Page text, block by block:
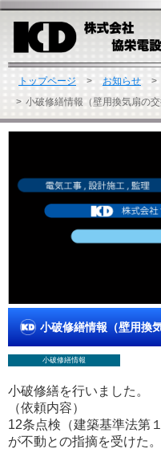
トップページ お知らせ
小破修繕情報（壁用換気扇の交
小破修繕情報（壁用換
小破修繕情報
小破修繕を行いました。
（依頼内容）
12条点検（建築基準法第
が不動との指摘を受けた。